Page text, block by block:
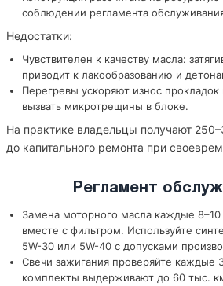
соблюдении регламента
Недостатки:
Чувствителен к качеству масла:
приводит к лакообразованию и
Перегревы ускоряют износ прокладок
вызвать микротрещины в блоке.
На практике владельцы получают
до капитального ремонта при
Регламент
Замена моторного масла каждые
вместе с фильтром. Используйте
5W-30 или 5W-40 с допусками
Свечи зажигания проверяйте каждые
комплекты выдерживают до 60 тыс.